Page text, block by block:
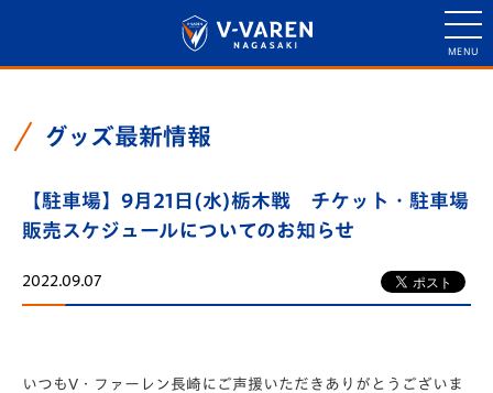
グッズ最新情報
【駐車場】9月21日(水)栃木戦 チケット・駐車場
販売スケジュールについてのお知らせ
2022.09.07
いつもV・ファーレン長崎にご声援いただきありがとうございま